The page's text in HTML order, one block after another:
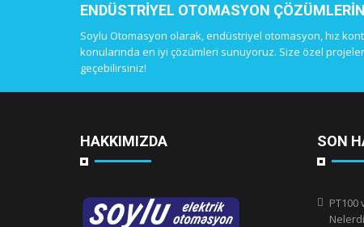
ENDÜSTRIYEL OTOMASYON
Soylu Otomasyon olarak, endüstriyel otomasyon, hız
konularında en iyi çözümleri sunuyoruz. Size özel
geçebilirsiniz!
HAKKIMIZDA SON
PT100